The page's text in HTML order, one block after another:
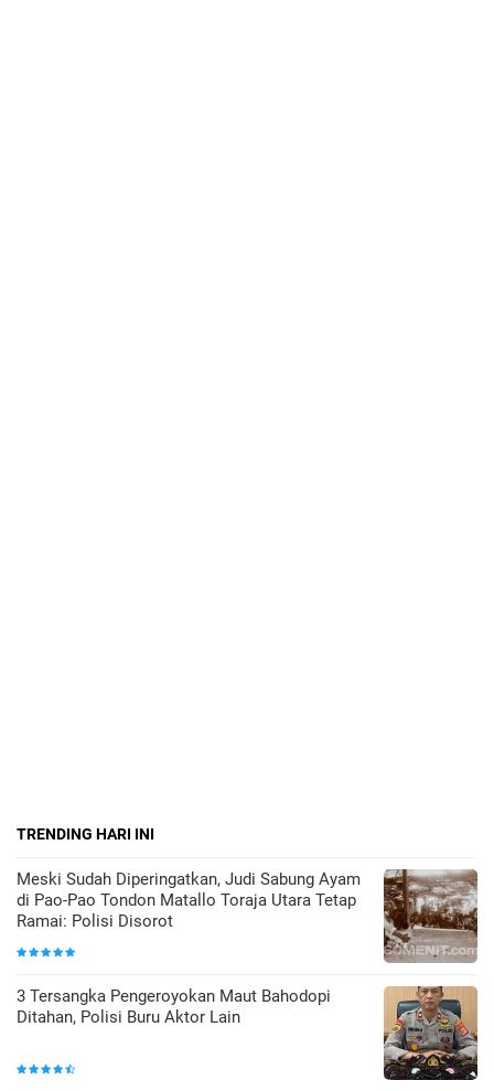
TRENDING HARI INI
Meski Sudah Diperingatkan, Judi Sabung Ayam
di Pao-Pao Tondon Matallo Toraja Utara Tetap
Ramai: Polisi Disorot
3 Tersangka Pengeroyokan Maut Bahodopi
Ditahan, Polisi Buru Aktor Lain